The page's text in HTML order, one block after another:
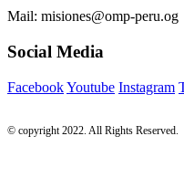
Mail: misiones@omp-peru.og
Social Media
FacebookYoutube Instagram
© copyright 2022. All Rights Reserved.